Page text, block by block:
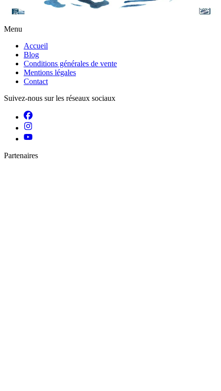
En stock
Menu
Accueil
Blog
Conditions générales de vente
Mentions légales
Contact
Suivez-nous sur les réseaux sociaux
Partenaires